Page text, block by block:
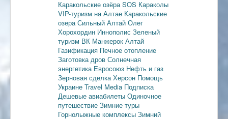
Каракольские озёраSOS Караколы
VIP-туризм на Алтае Каракольские
озераСильный Алтай Олег
Хорохордин Иннополис Зеленый
туризм ВК Манжерок Алтай
Газификация Печное отопление
Заготовка дров Солнечная
энергетика Евросоюз Нефть и газ
Зерновая сделкаХерсон Помощь
Украине Travel Media Подписка
Дешевые авиабилеты Одиночное
путешествие Зимние туры
Горнолыжные комплексы Зимний